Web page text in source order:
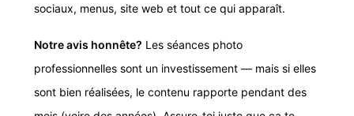
sociaux, menus, site web et tout ce qui apparaît.
Notre avis honnête? Les séances photo
professionnelles sont un investissement — mais si elles
sont bien réalisées, le contenu rapporte pendant des